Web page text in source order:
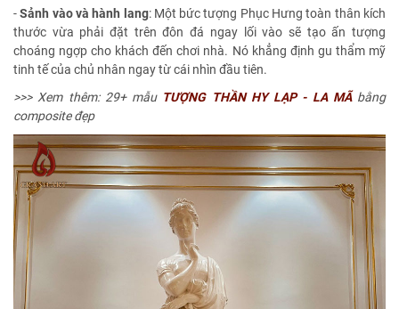
-Sảnh vào và hành lang: Một bức tượng Phục Hưng toàn thân kích
thước vừa phải đặt trên đôn đá ngay lối vào sẽ tạo ấn tượng
choáng ngợp cho khách đến chơi nhà. Nó khẳng định gu thẩm mỹ
tinh tế của chủ nhân ngay từ cái nhìn đầu tiên.
>>> Xem thêm: 29+ mẫu TƯỢNG THẦN HY LẠP - LA MÃbằng
composite đẹp